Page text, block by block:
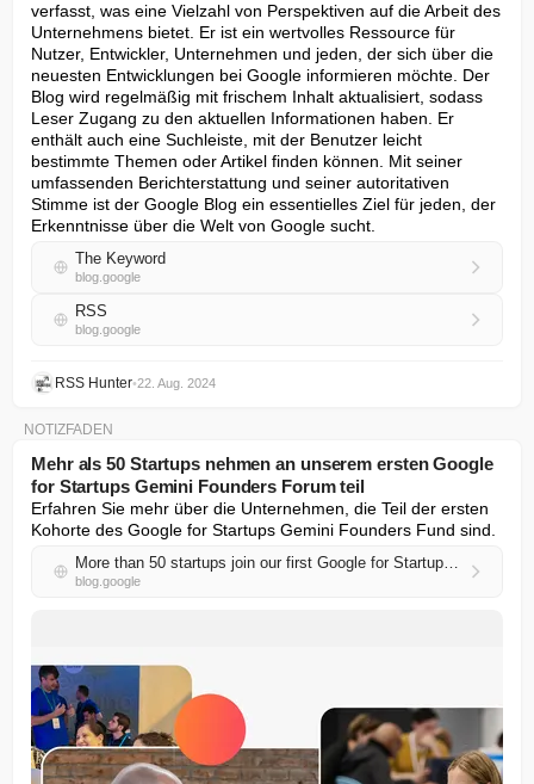
verfasst, was eine Vielzahl von Perspektiven auf die Arbeit des
Unternehmens bietet. Er ist ein wertvolles Ressource für
Nutzer, Entwickler, Unternehmen und jeden, der sich über die
neuesten Entwicklungen bei Google informieren möchte. Der
Blog wird regelmäßig mit frischem Inhalt aktualisiert, sodass
Leser Zugang zu den aktuellen Informationen haben. Er
enthält auch eine Suchleiste, mit der Benutzer leicht
bestimmte Themen oder Artikel finden können. Mit seiner
umfassenden Berichterstattung und seiner autoritativen
Stimme ist der Google Blog ein essentielles Ziel für jeden, der
Erkenntnisse über die Welt von Google sucht.
The Keyword
blog.google
RSS
blog.google
RSS Hunter•22. Aug. 2024
NOTIZFADEN
Mehr als 50 Startups nehmen an unserem ersten Google
for Startups Gemini Founders Forum teil
Erfahren Sie mehr über die Unternehmen, die Teil der ersten
Kohorte des Google for Startups Gemini Founders Fund sind.
More than 50 startups join our first Google for Startups Gemini Founders Forum
blog.google